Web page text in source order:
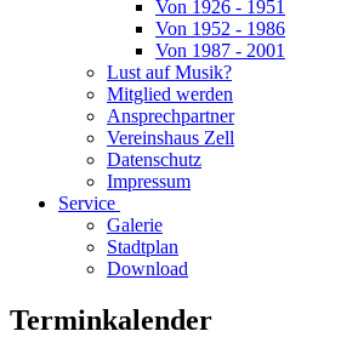
Von 1926 - 1951
Von 1952 - 1986
Von 1987 - 2001
Lust auf Musik?
Mitglied werden
Ansprechpartner
Vereinshaus Zell
Datenschutz
Impressum
Service
Galerie
Stadtplan
Download
Terminkalender